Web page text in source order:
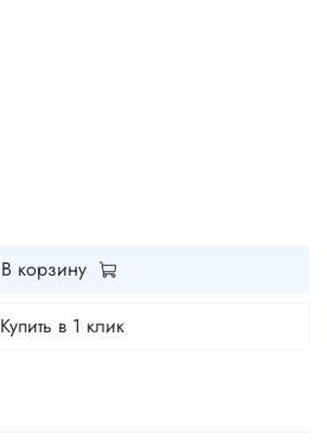
В корзину
Купить в 1 клик